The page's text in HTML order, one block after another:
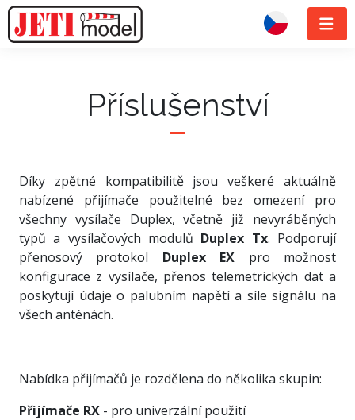
Příslušenství
Díky zpětné kompatibilitě jsou veškeré aktuálně
nabízené přijímače použitelné bez omezení pro
všechny vysílače Duplex, včetně již nevyráběných
typů a vysílačových modulů Duplex Tx. Podporují
přenosový protokol Duplex EX pro možnost
konfigurace z vysílače, přenos telemetrických dat a
poskytují údaje o palubním napětí a síle signálu na
všech anténách.
Nabídka přijímačů je rozdělena do několika skupin:
Přijímače RX - pro univerzální použití